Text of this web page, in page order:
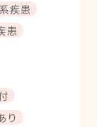
疾患
患
り